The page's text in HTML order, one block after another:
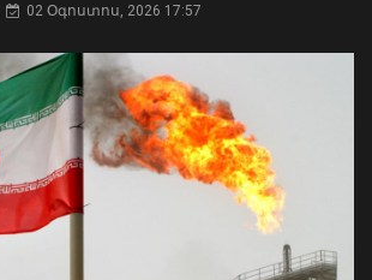
02 Օգոստոս, 2026 17:57